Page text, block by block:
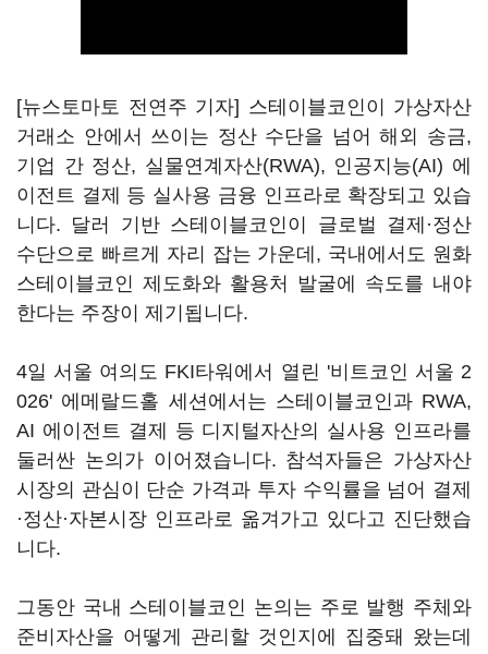
[뉴스토마토 전연주 기자] 스테이블코인이 가상자산
거래소 안에서 쓰이는 정산 수단을 넘어 해외 송금,
기업 간 정산, 실물연계자산(RWA), 인공지능(AI) 에
이전트 결제 등 실사용 금융 인프라로 확장되고 있습
니다. 달러 기반 스테이블코인이 글로벌 결제·정산
수단으로 빠르게 자리 잡는 가운데, 국내에서도 원화
스테이블코인 제도화와 활용처 발굴에 속도를 내야
한다는 주장이 제기됩니다.
4일 서울 여의도 FKI타워에서 열린 '비트코인 서울 2
026' 에메랄드홀 세션에서는 스테이블코인과 RWA,
AI 에이전트 결제 등 디지털자산의 실사용 인프라를
둘러싼 논의가 이어졌습니다. 참석자들은 가상자산
시장의 관심이 단순 가격과 투자 수익률을 넘어 결제
·정산·자본시장 인프라로 옮겨가고 있다고 진단했습
니다.
그동안 국내 스테이블코인 논의는 주로 발행 주체와
준비자산을 어떻게 관리할 것인지에 집중돼 왔는데